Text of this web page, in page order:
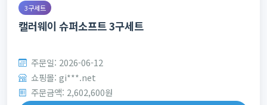
3구세트
캘러웨이 슈퍼소프트 3구세트
주문일: 2026-06-12
쇼핑몰: gi***.net
주문금액: 2,602,600원